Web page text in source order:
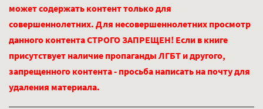
может содержать контент только для
совершеннолетних. Для несовершеннолетних просмотр
данного контента СТРОГО ЗАПРЕЩЕН! Если в книге
присутствует наличие пропаганды ЛГБТ и другого,
запрещенного контента - просьба написать на почту для
удаления материала.